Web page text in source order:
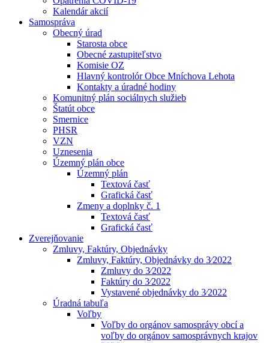
Kalendár akcií
Samospráva
Obecný úrad
Starosta obce
Obecné zastupiteľstvo
Komisie OZ
Hlavný kontrolór Obce Mníchova Lehota
Kontakty a úradné hodiny
Komunitný plán sociálnych služieb
Štatút obce
Smernice
PHSR
VZN
Uznesenia
Územný plán obce
Územný plán
Textová časť
Grafická časť
Zmeny a doplnky č. 1
Textová časť
Grafická časť
Zverejňovanie
Zmluvy, Faktúry, Objednávky
Zmluvy, Faktúry, Objednávky do 3⁄2022
Zmluvy do 3⁄2022
Faktúry do 3⁄2022
Vystavené objednávky do 3⁄2022
Úradná tabuľa
Voľby
Voľby do orgánov samosprávy obcí a
voľby do orgánov samosprávnych krajov